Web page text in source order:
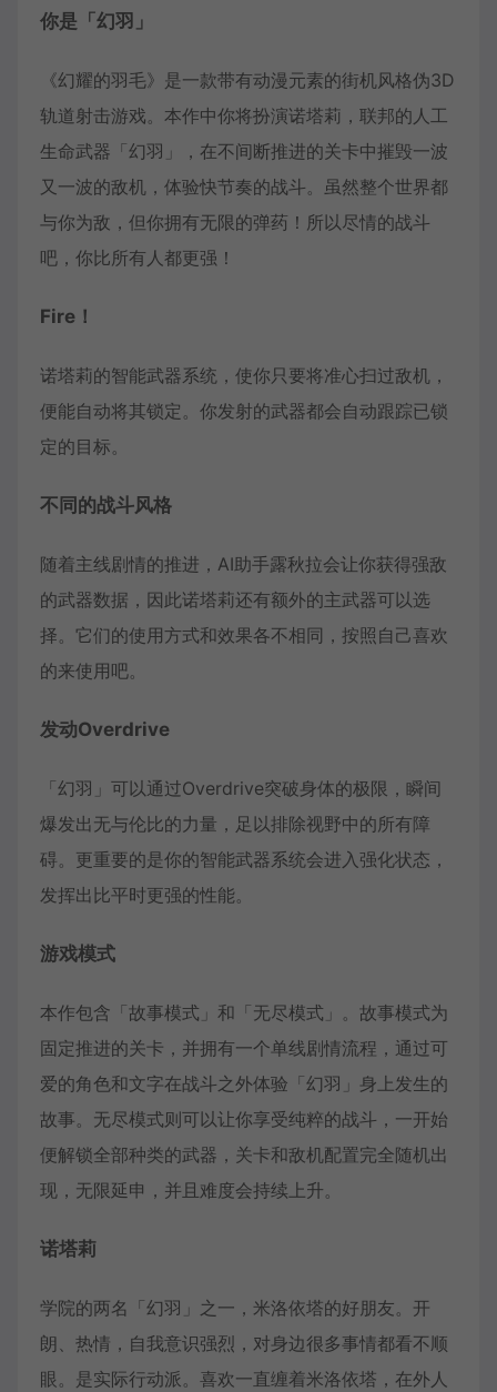
你是「幻羽」
《幻耀的羽毛》是一款带有动漫元素的街机风格伪3D
轨道射击游戏。本作中你将扮演诺塔莉，联邦的人工
生命武器「幻羽」，在不间断推进的关卡中摧毁一波
又一波的敌机，体验快节奏的战斗。虽然整个世界都
与你为敌，但你拥有无限的弹药！所以尽情的战斗
吧，你比所有人都更强！
Fire！
诺塔莉的智能武器系统，使你只要将准心扫过敌机，
便能自动将其锁定。你发射的武器都会自动跟踪已锁
定的目标。
不同的战斗风格
随着主线剧情的推进，AI助手露秋拉会让你获得强敌
的武器数据，因此诺塔莉还有额外的主武器可以选
择。它们的使用方式和效果各不相同，按照自己喜欢
的来使用吧。
发动Overdrive
「幻羽」可以通过Overdrive突破身体的极限，瞬间
爆发出无与伦比的力量，足以排除视野中的所有障
碍。更重要的是你的智能武器系统会进入强化状态，
发挥出比平时更强的性能。
游戏模式
本作包含「故事模式」和「无尽模式」。故事模式为
固定推进的关卡，并拥有一个单线剧情流程，通过可
爱的角色和文字在战斗之外体验「幻羽」身上发生的
故事。无尽模式则可以让你享受纯粹的战斗，一开始
便解锁全部种类的武器，关卡和敌机配置完全随机出
现，无限延申，并且难度会持续上升。
诺塔莉
学院的两名「幻羽」之一，米洛依塔的好朋友。开
朗、热情，自我意识强烈，对身边很多事情都看不顺
眼。是实际行动派。喜欢一直缠着米洛依塔，在外人